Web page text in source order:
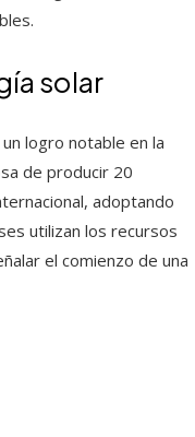
solar
logro notable en la
de producir 20
adoptando
utilizan los recursos
el comienzo de una